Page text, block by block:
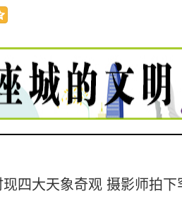
现四大天象奇观 摄影师拍下